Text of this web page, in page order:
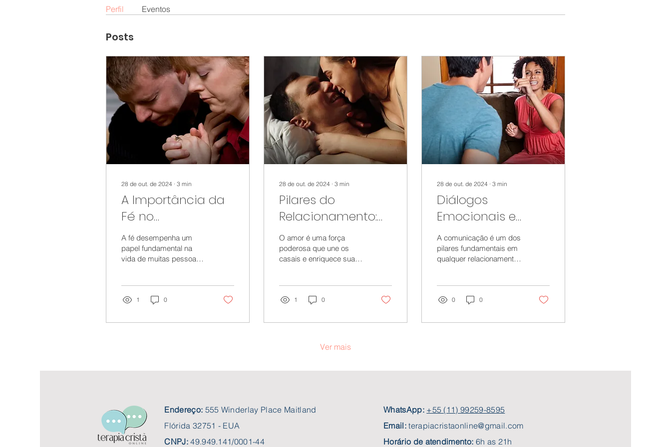
Posts
28 de out. de 2024 ∙ 3 min
A Importância da
Fé no
Relacionamento:
Fortalecendo os
Laços Conjugais
A fé desempenha um
papel fundamental na
vida de muitas pessoas
ser...
1 0
28 de out. de 2024 ∙ 3 min
Pilares do
Relacionamento:
Aprofundando o
Amor Através das
Seis Perspectivas
Gregas
O amor é uma força
poderosa que une os
casais e enriquece suas
1 0
28 de out. de 2024 ∙ 3 min
Diálogos
Emocionais e
Diálogos que
Promovem
Resultados: A
Chave para
Relações
A comunicação é um dos
pilares fundamentais em
qualquer relacionamento.
0 0
Ver mais
Perfil Eventos
Endereço: 555 Winderlay Place Maitland
Flórida 32751 - EUA
CNPJ:49.949.141/0001-44
WhatsApp: +55 (11) 99259-8595
Email: terapiacristaonline@gmail.com
Horário de atendimento: 6h as 21h